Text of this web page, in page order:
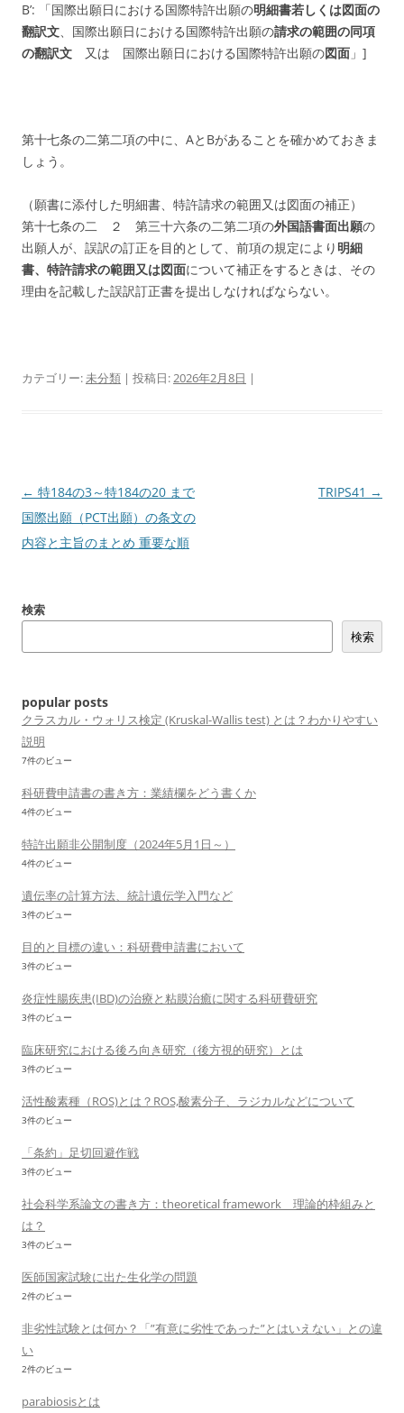
B’: 「国際出願日における国際特許出願の明細書若しくは図面の
翻訳文、 国際出願日における国際特許出願の請求の範囲の同項
の翻訳文
又は 国際出願日における国際特許出願の図面 」]
第十七条の二第二項の中に、AとBがあることを確かめておきま
しょう。
（願書に添付した明細書、特許請求の範囲又は図面の補正）
第十七条の二 ２ 第三十六条の二第二項の外国語書面出願の
出願人が、誤訳の訂正を目的として、前項の規定により 明細
書、特許請求の範囲又は図面について補正をするときは、その
理由を記載した誤訳訂正書を提出しなければならない。
カテゴリー:未分類 | 投稿日:2026年2月8日 |
投
稿
ナ
ー
← 特184の3～特184の20 まで
国際出願（PCT出願）の条文の
内容と主旨のまとめ 重要な順
TRIPS41 →
検索
検索
popular posts
クラスカル・ウォリス検定 (Kruskal-Wallis test) とは？わかりやすい
説明
7件のビュー
科研費申請書の書き方：業績欄をどう書くか
4件のビュー
特許出願非公開制度（2024年5月1日～）
4件のビュー
遺伝率の計算方法、統計遺伝学入門など
3件のビュー
目的と目標の違い：科研費申請書において
3件のビュー
炎症性腸疾患(IBD)の治療と粘膜治癒に関する科研費研究
3件のビュー
臨床研究における後ろ向き研究（後方視的研究）とは
3件のビュー
活性酸素種（ROS)とは？ROS,酸素分子、ラジカルなどについて
3件のビュー
「条約」足切回避作戦
3件のビュー
社会科学系論文の書き方：theoretical framework 理論的枠組みと
は？
3件のビュー
医師国家試験に出た生化学の問題
2件のビュー
非劣性試験とは何か？「”有意に劣性であった”とはいえない」との違
い
2件のビュー
parabiosisとは